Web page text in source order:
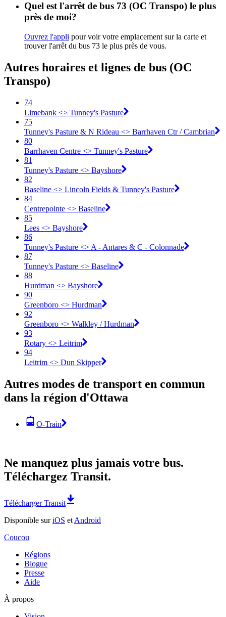
Quel est l'arrêt de bus 73 (OC Transpo) le plus
près de moi?
Ouvrez l'appli pour voir votre emplacement sur la carte et
trouver l'arrêt du bus 73 le plus près de vous.
Autres horaires et lignes de bus (OC
Transpo)
74
Limebank <​> Tunney's Pasture
75
Tunney's Pasture & N Rideau <​> Barrhaven Ctr / Cambrian
80
Barrhaven Centre <​> Tunney's Pasture
81
Tunney's Pasture <​> Bayshore
82
Baseline <​> Lincoln Fields & Tunney's Pasture
84
Centrepointe <​> Baseline
85
Lees <​> Bayshore
86
Tunney's Pasture <​> A - Antares & C - Colonnade
87
Tunney's Pasture <​> Baseline
88
Hurdman <​> Bayshore
90
Greenboro <​> Hurdman
92
Greenboro <​> Walkley / Hurdman
93
Rotary <​> Leitrim
94
Leitrim <​> Dun Skipper
Autres modes de transport en commun
dans la région d'Ottawa
O-Train
Ne manquez plus jamais votre bus.
Téléchargez Transit.
Télécharger Transit
Disponible suriOS et Android
Coucou
Régions
Blogue
Presse
Aide
À propos